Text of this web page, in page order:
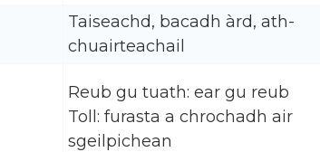
Taiseachd, bacadh àrd, ath-
chuairteachail
Reub gu tuath: ear gu reub
Toll: furasta a chrochadh air
sgeilpichean